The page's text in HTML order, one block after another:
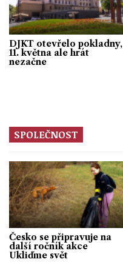
DJKT otevřelo pokladny,
11. května ale hrát
nezačne
SPOLEČNOST
Česko se připravuje na
další ročník akce
Ukliďme svět